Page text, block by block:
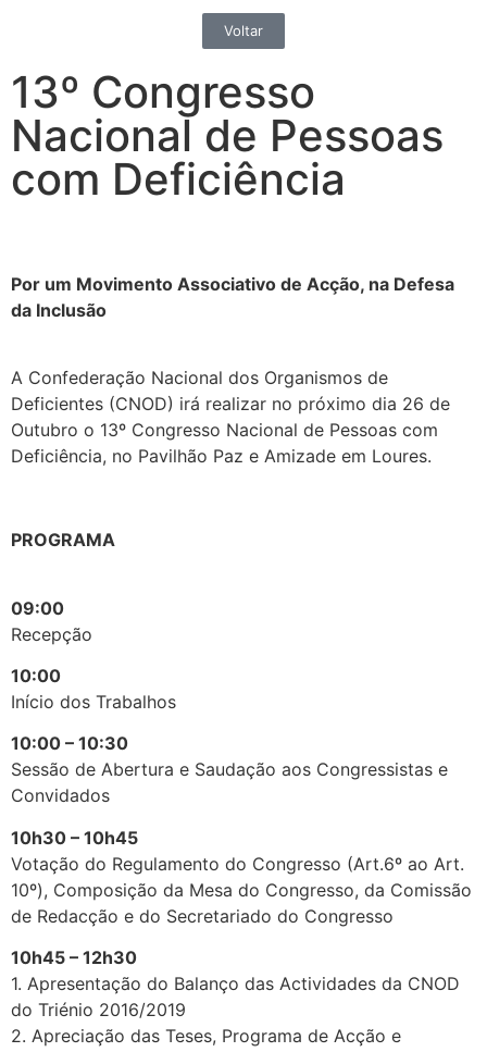
Voltar
13º Congresso
Nacional de Pessoas
com Deficiência
Por um Movimento Associativo de Acção, na Defesa
da Inclusão
A Confederação Nacional dos Organismos de
Deficientes (CNOD) irá realizar no próximo dia 26 de
Outubro o 13º Congresso Nacional de Pessoas com
Deficiência, no Pavilhão Paz e Amizade em Loures.
PROGRAMA
09:00
Recepção
10:00
Início dos Trabalhos
10:00 – 10:30
Sessão de Abertura e Saudação aos Congressistas e
Convidados
10h30 – 10h45
Votação do Regulamento do Congresso (Art.6º ao Art.
10º), Composição da Mesa do Congresso, da Comissão
de Redacção e do Secretariado do Congresso
10h45 – 12h30
1. Apresentação do Balanço das Actividades da CNOD
do Triénio 2016/2019
2. Apreciação das Teses, Programa de Acção e